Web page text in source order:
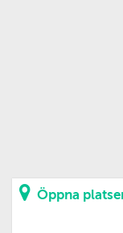
Öppna